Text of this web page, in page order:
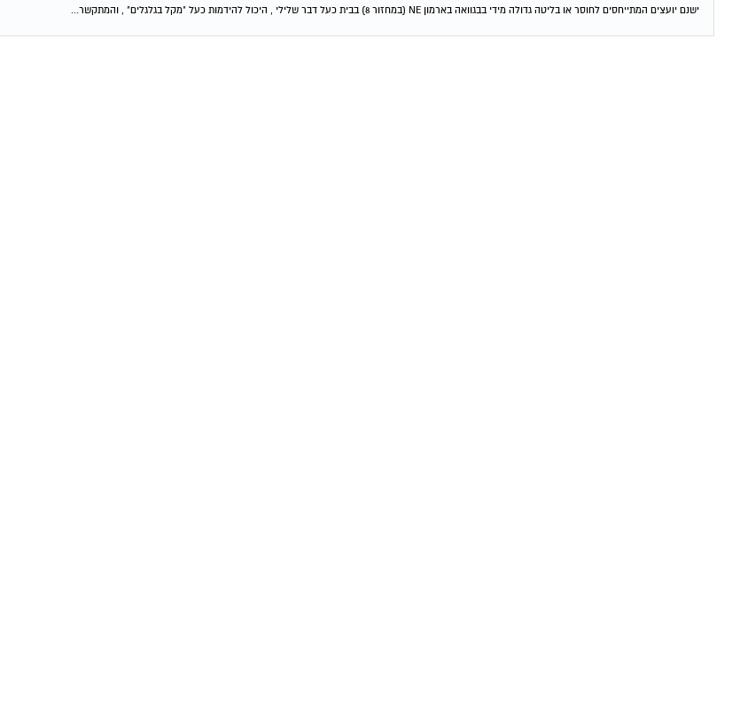
ישנם יועצים המתייחסים לחוסר או בליטה גדולה מידי בבגוואה בארמון NE (במחזור 8) בבית כעל דבר שלילי , היכול להידמות כעל "מקל בגלגלים" , והמתקשר...